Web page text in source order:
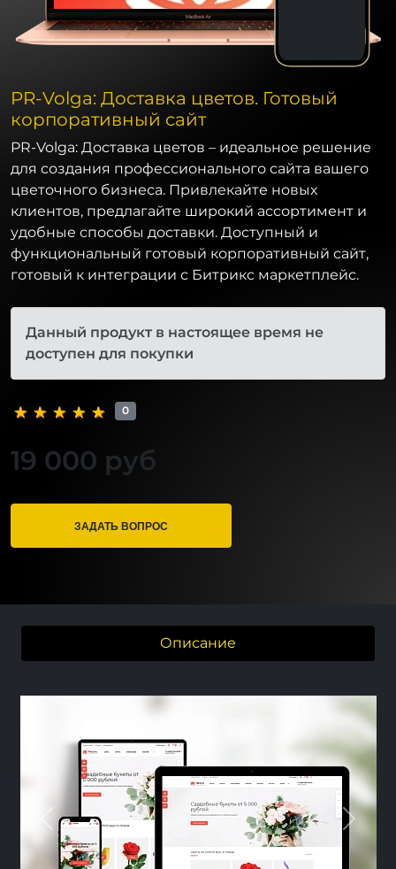
PR-Volga: Доставка цветов. Готовый
корпоративный сайт
PR-Volga: Доставка цветов – идеальное решение
для создания профессионального сайта вашего
цветочного бизнеса. Привлекайте новых
клиентов, предлагайте широкий ассортимент и
удобные способы доставки. Доступный и
функциональный готовый корпоративный сайт,
готовый к интеграции с Битрикс маркетплейс.
Данный продукт в настоящее время не
доступен для покупки
0
19 000 руб
ЗАДАТЬ ВОПРОС
Описание
Previous Next